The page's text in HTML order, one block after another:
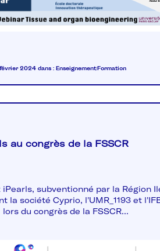
2024 dans : Enseignement/Formation
au congrès de la FSSCR
iPearls, subventionné par la Région
la société Cyprio, l'UMR_1193 et
du congrès de la FSSCR...